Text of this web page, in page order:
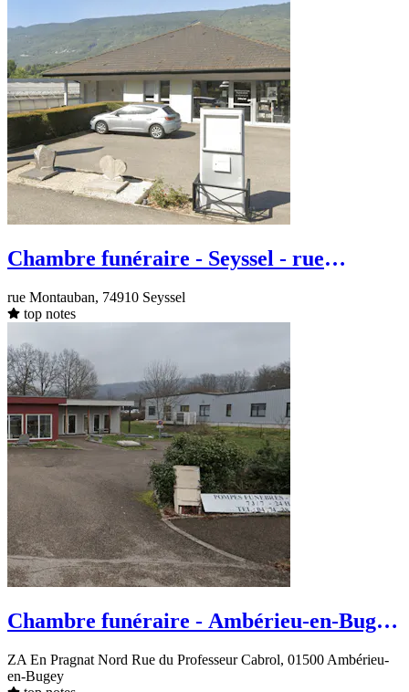
Chambre funéraire - Seyssel - rue
rue Montauban, 74910 Seyssel
top notes
Chambre funéraire - Ambérieu-en-Bugey
ZA En Pragnat Nord Rue du Professeur Cabrol, 01500 Ambérieu-
en-Bugey